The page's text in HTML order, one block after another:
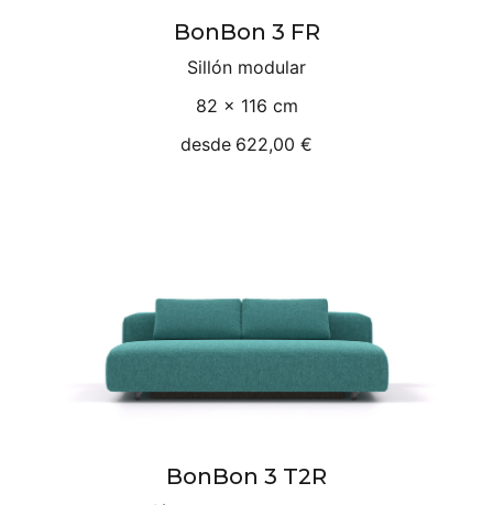
BonBon 3 FR
Sillón modular
82 × 116 cm
desde 622,00 €
BonBon 3 T2R